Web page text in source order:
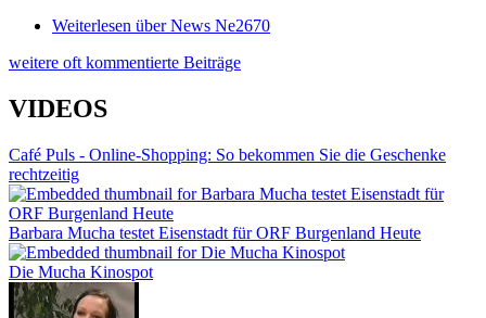
Weiterlesen über News Ne2670
weitere oft kommentierte Beiträge
VIDEOS
Café Puls - Online-Shopping: So bekommen Sie die Geschenke
rechtzeitig
Barbara Mucha testet Eisenstadt für ORF Burgenland Heute
Die Mucha Kinospot